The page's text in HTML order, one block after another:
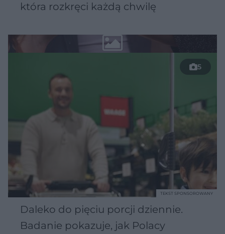
która rozkręci każdą chwilę
5
Daleko do pięciu porcji dziennie.
Badanie pokazuje, jak Polacy
TEKST SPONSOROWANY